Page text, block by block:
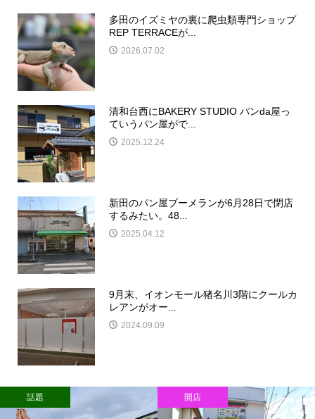
多田のイズミヤの裏に爬虫類専門ショップ
REP TERRACEが...
2026.07.02
清和台西にBAKERY STUDIO パンda屋っ
ていうパン屋がで...
2025.12.24
新田のパン屋ブーメランが6月28日で閉店
するみたい。48...
2025.04.12
9月末、イオンモール猪名川3階にクールカ
レアンがオー...
2024.09.09
話題 開店